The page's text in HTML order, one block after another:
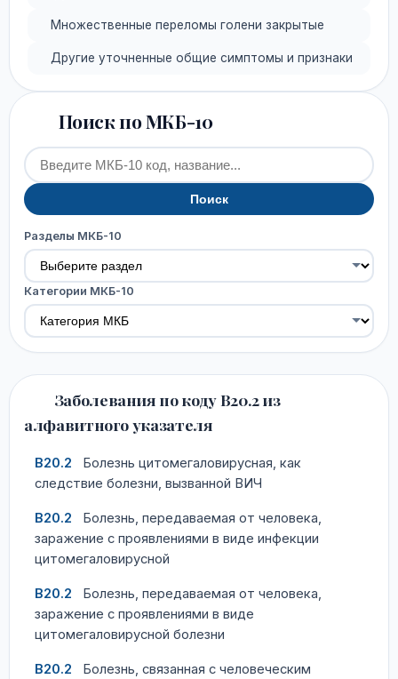
Множественные переломы голени закрытые
Другие уточненные общие симптомы и признаки
Поиск по МКБ-10
Поиск
Разделы МКБ-10
Категории МКБ-10
Заболевания по коду B20.2 из
алфавитного указателя
B20.2
Болезнь цитомегаловирусная, как
следствие болезни, вызванной ВИЧ
B20.2
Болезнь, передаваемая от человека,
заражение с проявлениями в виде инфекции
цитомегаловирусной
B20.2
Болезнь, передаваемая от человека,
заражение с проявлениями в виде
цитомегаловирусной болезни
B20.2
Болезнь, связанная с человеческим